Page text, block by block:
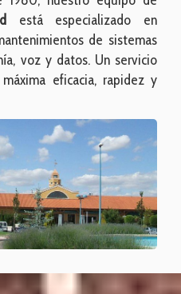
voz y datos. Un servicio
eficacia, rapidez y